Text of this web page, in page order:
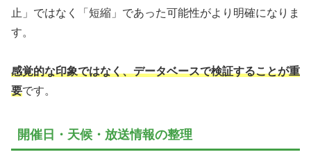
止」ではなく「短縮」であった可能性がより明確になりま
す。
感覚的な印象ではなく、データベースで検証することが重
要です。
開催日・天候・放送情報の整理